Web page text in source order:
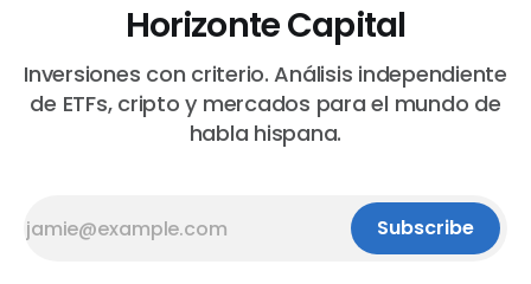
Horizonte Capital
Inversiones con criterio. Análisis independiente
de ETFs, cripto y mercados para el mundo de
habla hispana.
Subscribe